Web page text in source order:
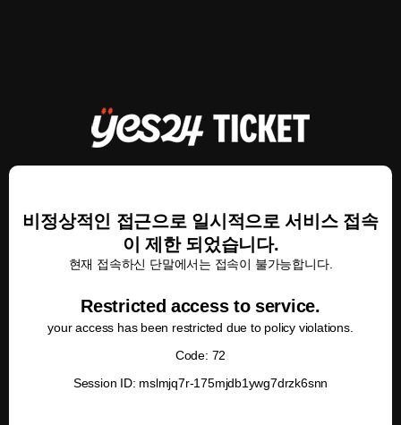
비정상적인 접근으로 일시적으로 서비스 접속
이 제한 되었습니다.
현재 접속하신 단말에서는 접속이 불가능합니다.
Restricted access to service.
your access has been restricted due to policy violations.
Code: 72
Session ID: mslmjq7r-175mjdb1ywg7drzk6snn